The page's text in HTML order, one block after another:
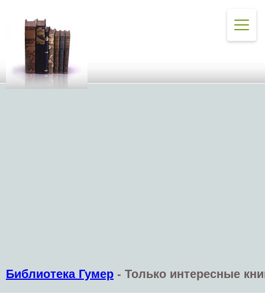
Библиотека Гумер - Только интересные